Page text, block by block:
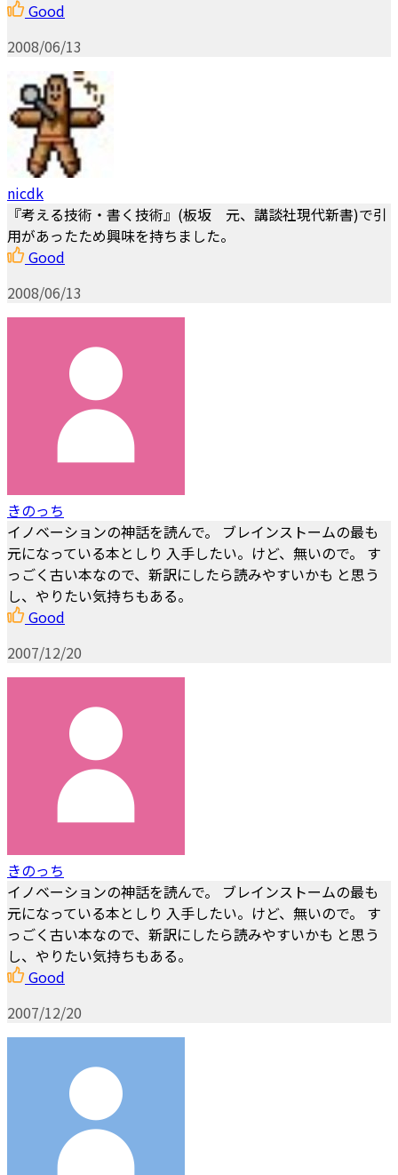
Good
2008/06/13
nicdk
『考える技術・書く技術』(板坂 元、講談社現代新書)で引
用があったため興味を持ちました。
Good
2008/06/13
きのっち
イノベーションの神話を読んで。 ブレインストームの最も
元になっている本としり 入手したい。けど、無いので。 す
っごく古い本なので、新訳にしたら読みやすいかも と思う
し、やりたい気持ちもある。
Good
2007/12/20
きのっち
イノベーションの神話を読んで。 ブレインストームの最も
元になっている本としり 入手したい。けど、無いので。 す
っごく古い本なので、新訳にしたら読みやすいかも と思う
し、やりたい気持ちもある。
Good
2007/12/20